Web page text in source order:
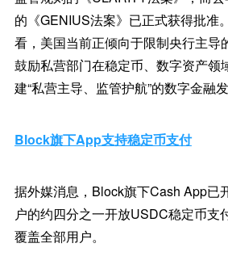
的《GENIUS法案》已正式获得批准
看，美国当前正倾向于限制央行主导
鼓励私营部门在稳定币、数字资产领
建“私营主导、监管护航”的数字金融发
Block旗下App支持稳定币支付
据外媒消息，Block旗下Cash App已
户的约四分之一开放USDC稳定币支
覆盖全部用户。